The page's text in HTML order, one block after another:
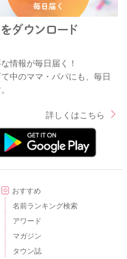
情報が毎日届く！
中のママ・パパにも、毎日
詳しくはこちら
おすすめ
名前ランキング検索
アワード
マガジン
タウン誌